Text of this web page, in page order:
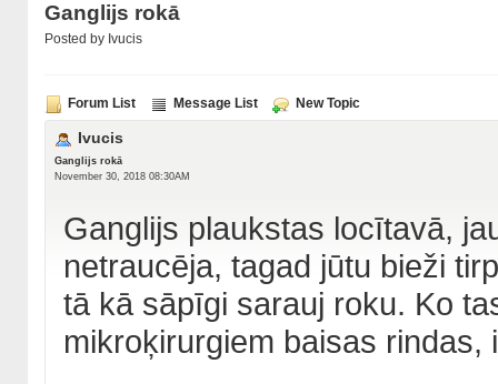
Ganglijs rokā
Posted by Ivucis
Forum List Message List New Topic
Ivucis
Ganglijs rokā
November 30, 2018 08:30AM
Ganglijs plaukstas locītavā,
netraucēja, tagad jūtu bieži
tā kā sāpīgi sarauj roku. Ko
mikroķirurgiem baisas rindas,